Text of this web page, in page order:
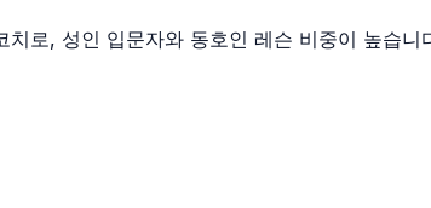
로, 성인 입문자와 동호인 레슨 비중이 높습니